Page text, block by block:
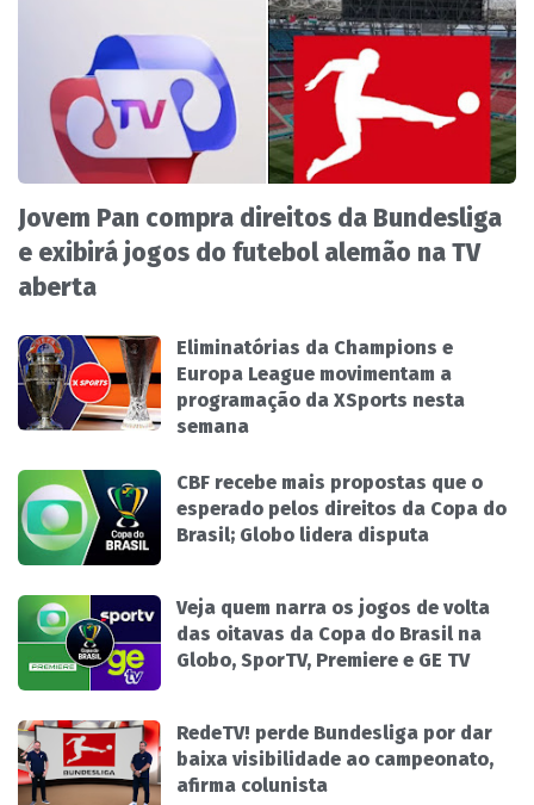
Jovem Pan compra direitos da Bundesliga
e exibirá jogos do futebol alemão na TV
aberta
Eliminatórias da Champions e
Europa League movimentam a
programação da XSports nesta
semana
CBF recebe mais propostas que o
esperado pelos direitos da Copa do
Brasil; Globo lidera disputa
Veja quem narra os jogos de volta
das oitavas da Copa do Brasil na
Globo, SporTV, Premiere e GE TV
RedeTV! perde Bundesliga por dar
baixa visibilidade ao campeonato,
afirma colunista